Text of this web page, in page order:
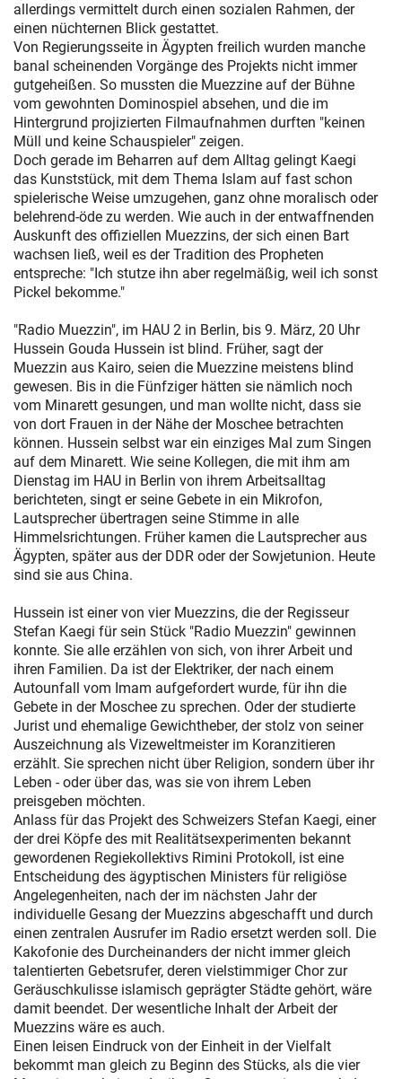
allerdings vermittelt durch einen sozialen Rahmen, der
einen nüchternen Blick gestattet.
Von Regierungsseite in Ägypten freilich wurden manche
banal scheinenden Vorgänge des Projekts nicht immer
gutgeheißen. So mussten die Muezzine auf der Bühne
vom gewohnten Dominospiel absehen, und die im
Hintergrund projizierten Filmaufnahmen durften "keinen
Müll und keine Schauspieler" zeigen.
Doch gerade im Beharren auf dem Alltag gelingt Kaegi
das Kunststück, mit dem Thema Islam auf fast schon
spielerische Weise umzugehen, ganz ohne moralisch oder
belehrend-öde zu werden. Wie auch in der entwaffnenden
Auskunft des offiziellen Muezzins, der sich einen Bart
wachsen ließ, weil es der Tradition des Propheten
entspreche: "Ich stutze ihn aber regelmäßig, weil ich sonst
Pickel bekomme."
"Radio Muezzin", im HAU 2 in Berlin, bis 9. März, 20 Uhr
Hussein Gouda Hussein ist blind. Früher, sagt der
Muezzin aus Kairo, seien die Muezzine meistens blind
gewesen. Bis in die Fünfziger hätten sie nämlich noch
vom Minarett gesungen, und man wollte nicht, dass sie
von dort Frauen in der Nähe der Moschee betrachten
können. Hussein selbst war ein einziges Mal zum Singen
auf dem Minarett. Wie seine Kollegen, die mit ihm am
Dienstag im HAU in Berlin von ihrem Arbeitsalltag
berichteten, singt er seine Gebete in ein Mikrofon,
Lautsprecher übertragen seine Stimme in alle
Himmelsrichtungen. Früher kamen die Lautsprecher aus
Ägypten, später aus der DDR oder der Sowjetunion. Heute
sind sie aus China.
Hussein ist einer von vier Muezzins, die der Regisseur
Stefan Kaegi für sein Stück "Radio Muezzin" gewinnen
konnte. Sie alle erzählen von sich, von ihrer Arbeit und
ihren Familien. Da ist der Elektriker, der nach einem
Autounfall vom Imam aufgefordert wurde, für ihn die
Gebete in der Moschee zu sprechen. Oder der studierte
Jurist und ehemalige Gewichtheber, der stolz von seiner
Auszeichnung als Vizeweltmeister im Koranzitieren
erzählt. Sie sprechen nicht über Religion, sondern über ihr
Leben - oder über das, was sie von ihrem Leben
preisgeben möchten.
Anlass für das Projekt des Schweizers Stefan Kaegi, einer
der drei Köpfe des mit Realitätsexperimenten bekannt
gewordenen Regiekollektivs Rimini Protokoll, ist eine
Entscheidung des ägyptischen Ministers für religiöse
Angelegenheiten, nach der im nächsten Jahr der
individuelle Gesang der Muezzins abgeschafft und durch
einen zentralen Ausrufer im Radio ersetzt werden soll. Die
Kakofonie des Durcheinanders der nicht immer gleich
talentierten Gebetsrufer, deren vielstimmiger Chor zur
Geräuschkulisse islamisch geprägter Städte gehört, wäre
damit beendet. Der wesentliche Inhalt der Arbeit der
Muezzins wäre es auch.
Einen leisen Eindruck von der Einheit in der Vielfalt
bekommt man gleich zu Beginn des Stücks, als die vier